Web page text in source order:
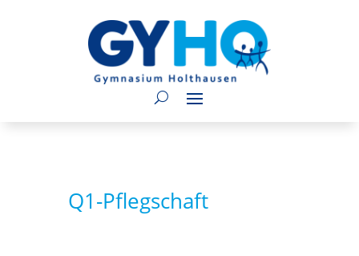
Q1-Pflegschaft